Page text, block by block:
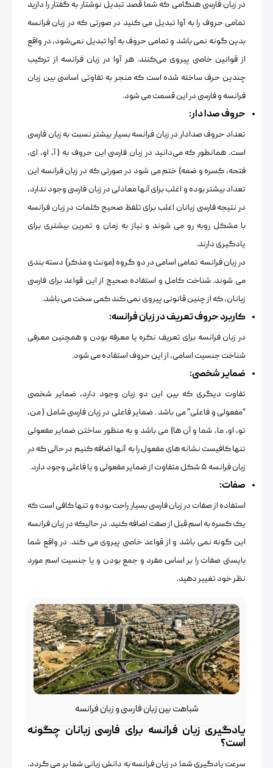
در زبان فارسی هنگامی که شما قصد تبدیل نوشتار به گفتار را دارید
تمامی حروف را به آوا تبدیل می کنید در صورتی که در زبان فرانسه
بدین گونه نمی باشد و تمامی حروف به آوا تبدیل نمی‌شود، در واقع
از قوانین خاصی پیروی می‌کنند. هر آوا در زبان فرانسه از ترکیب
چندین حرف ساخته شده است که منجر به تفاوتی اساسی بین زبان
فرانسه و فارسی در این قسمت می شود.
حروف صدا دار:
تعداد حروف صدادار در زبان فرانسه بسیار بیشتر نسبت به زبان فارسی
است. همانطور که می‌دانید در زبان فارسی این حروف به ( آ، او، ای،
فتحه، کسره و ضمه) ختم می شود در صورتی که در زبان فرانسه این
تعداد بیشتر بوده و اغلب برای آنها معادلی در زبان فارسی وجود ندارد،
در نتیجه فارسی زبانان اغلب برای تلفظ صحیح کلمات در زبان فرانسه
با مشکل روبه رو می شوند و نیاز به زمان و تمرین بیشتری برای
یادگیری دارند.
در زبان فرانسه تمامی اسامی در دو گروه (مونث و مذکر) دسته بندی
می شوند. شناخت کامل و استفاده صحیح از این قواعد برای فارسی
زبانان، که از چنین قانونی پیروی نمی کند کمی سخت می باشد.
کاربرد حروف تعریف در زبان فرانسه:
در زبان فرانسه برای تعریف نکره یا معرفه بودن و همچنین معرفی
شناخت جنسیت اسامی، از این حروف استفاده می شود.
ضمایر شخصی:
تفاوت دیگری که بین این دو زبان وجود دارد، ضمایر شخصی
“مفعولی و فاعلی” می باشد . ضمایر فاعلی در زبان فارسی شامل ( من،
تو، او، ما، شما و آن ها) می باشد و به منظور ساختن ضمایر مفعولی
تنها کافیست نشانه های مفعول را به آنها اضافه کنیم در حالی که در
زبان فرانسه ۵ شکل متفاوت از ضمایر مفعولی و یا فاعلی وجود دارد.
صفات:
استفاده از صفات در زبان فارسی بسیار راحت بوده و تنها کافی است که
یک کسره به اسم قبل از صفت اضافه کنید. در حالیکه در زبان فرانسه
این گونه نمی باشد و از قواعد خاصی پیروی می کند. در واقع شما
بایستی صفات را بر اساس مفرد و جمع بودن و یا جنسیت اسم مورد
نظر خود تغییر دهید.
شباهت بین زبان فارسی و زبان فرانسه
یادگیری زبان فرانسه برای فارسی زبانان چگونه
است؟
سرعت یادگیری شما در زبان فرانسه به دانش زبانی شما بر می گردد.